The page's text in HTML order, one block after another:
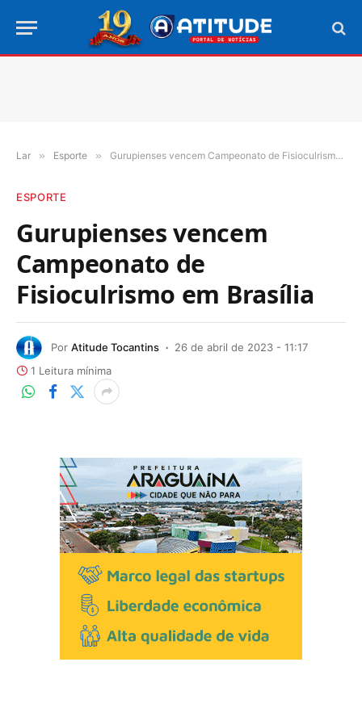
Lar » Esporte » Gurupienses vencem Campeonato de Fisioculrismo em Brasília
ESPORTE
Gurupienses vencem
Campeonato de
Fisioculrismo em Brasília
Por Atitude Tocantins
26 de abril de 2023 - 11:17
1 Leitura mínima